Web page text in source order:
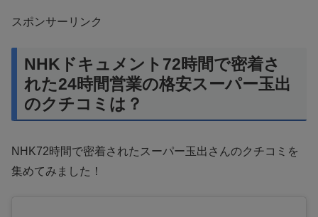
スポンサーリンク
NHKドキュメント72時間で密着さ
れた24時間営業の格安スーパー玉出
のクチコミは？
NHK72時間で密着されたスーパー玉出さんのクチコミを
集めてみました！